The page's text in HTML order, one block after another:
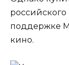
поддержке
кино.